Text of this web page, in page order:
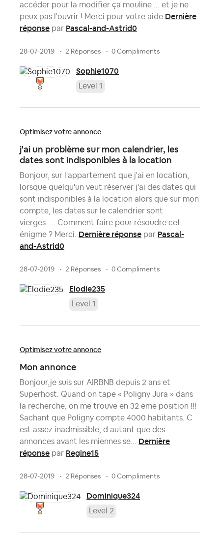
accéder pour la modifier ça mouline ... et je ne
peux pas l'ouvrir ! Merci pour votre aide Dernière
réponse par Pascal-and-Astrid0
28-07-2019 2 Réponses 0 Compliments
Sophie1070
Level 1
Optimisez votre annonce
j'ai un problème sur mon calendrier, les
dates sont indisponibles à la location
Bonjour, sur l'appartement que j'ai en location,
lorsque quelqu'un veut réserver j'ai des dates qui
sont indisponibles à la location alors que sur mon
compte, les dates sur le calendrier sont
vierges..... Comment faire pour résoudre cet
énigme ? Merci. Dernière réponse par Pascal-
and-Astrid0
28-07-2019 2 Réponses 0 Compliments
Elodie235
Level 1
Optimisez votre annonce
Mon annonce
Bonjour,je suis sur AIRBNB depuis 2 ans et
Superhost. Quand on tape « Poligny Jura » dans
la recherche, on me trouve en 32 eme position !!!
Sachant que Poligny compte 4000 habitants. C
est assez inadmissible, d autant que des
annonces avant les miennes se... Dernière
réponse par Regine15
28-07-2019 2 Réponses 0 Compliments
Dominique324
Level 2